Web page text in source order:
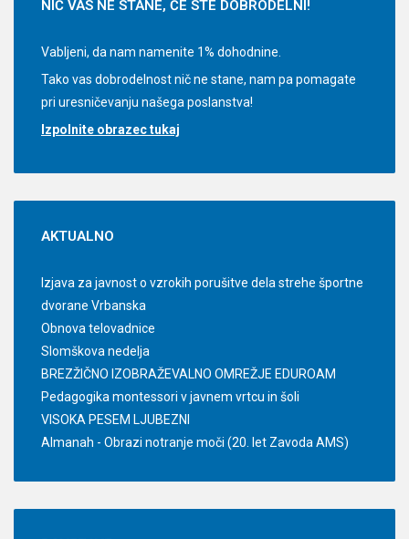
NIČ VAS NE STANE, ČE STE DOBRODELNI!
Vabljeni, da nam namenite 1% dohodnine.
Tako vas dobrodelnost nič ne stane, nam pa pomagate
pri uresničevanju našega poslanstva!
Izpolnite obrazec tukaj
AKTUALNO
Izjava za javnost o vzrokih porušitve dela strehe športne
dvorane Vrbanska
Obnova telovadnice
Slomškova nedelja
BREZŽIČNO IZOBRAŽEVALNO OMREŽJE EDUROAM
Pedagogika montessori v javnem vrtcu in šoli
VISOKA PESEM LJUBEZNI
Almanah - Obrazi notranje moči (20. let Zavoda AMS)